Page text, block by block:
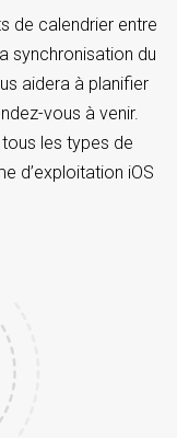
de calendrier entre
synchronisation du
aidera à planifier
vous à venir.
les types de
d’exploitation iOS